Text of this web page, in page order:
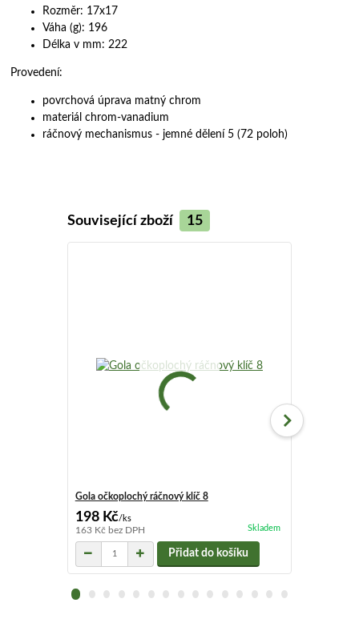
Rozměr: 17x17
Váha (g): 196
Délka v mm: 222
Provedení:
povrchová úprava matný chrom
materiál chrom-vanadium
ráčnový mechanismus - jemné dělení 5 (72 poloh)
Související zboží 15
Gola očkoplochý ráčnový klíč 8
198 Kč/ks
163 Kč bez DPH Skladem
Přidat do košíku